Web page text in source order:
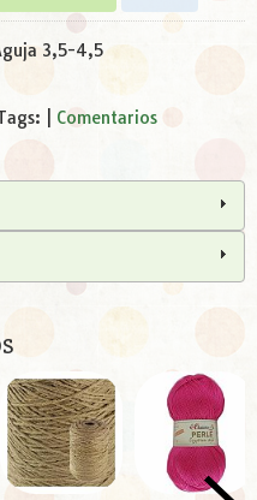
3,5-4,5
Comentarios